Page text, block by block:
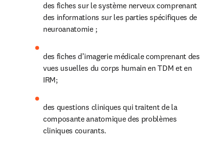
des fiches sur le système nerveux comprenant
des informations sur les parties spécifiques de
neuroanatomie ;
des fiches d’imagerie médicale comprenant des
vues usuelles du corps humain en TDM et en
IRM;
des questions cliniques qui traitent de la
composante anatomique des problèmes
cliniques courants.